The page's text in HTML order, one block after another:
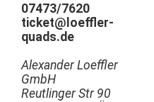
07473/7620
ticket@loeffler-
quads.de
Alexander Loeffler
GmbH
Reutlinger Str 90